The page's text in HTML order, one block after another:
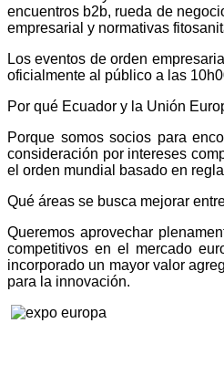
encuentros b2b, rueda de
empresarial y normativas
Los eventos de orden
oficialmente al público a las
Por qué Ecuador y la Unión
Porque somos socios para
consideración por intereses
el orden mundial basado en
Qué áreas se busca mejorar
Queremos aprovechar
competitivos en el mercado
incorporado un mayor valor
para la innovación.